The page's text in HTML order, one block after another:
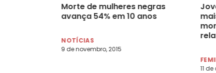
Morte de mulheres negras
avança 54% em 10 anos
NOTÍCIAS
9 de novembro, 2015
11